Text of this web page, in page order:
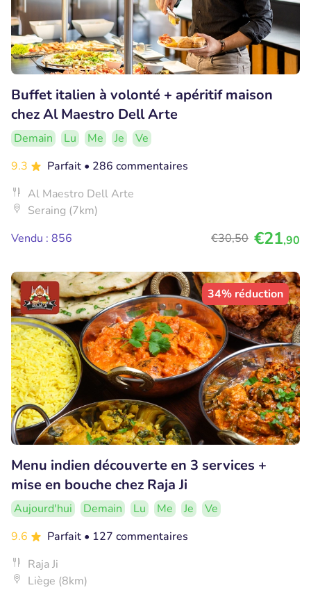
Buffet italien à volonté + apéritif maison
chez Al Maestro Dell Arte
Demain Lu Me Je
Ve
9.3
Parfait • 286 commentaires
Al Maestro Dell Arte
Seraing (7km)
Vendu : 856
€30,50 €21,90
34% réduction
Menu indien découverte en 3 services +
mise en bouche chez Raja Ji
Aujourd'hui Demain Lu Me Je
Ve
9.6
Parfait • 127 commentaires
Raja Ji
Liège (8km)